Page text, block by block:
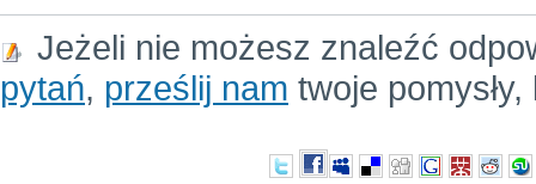
Jeżeli nie możesz znaleźć
pytań, prześlij nam twoje